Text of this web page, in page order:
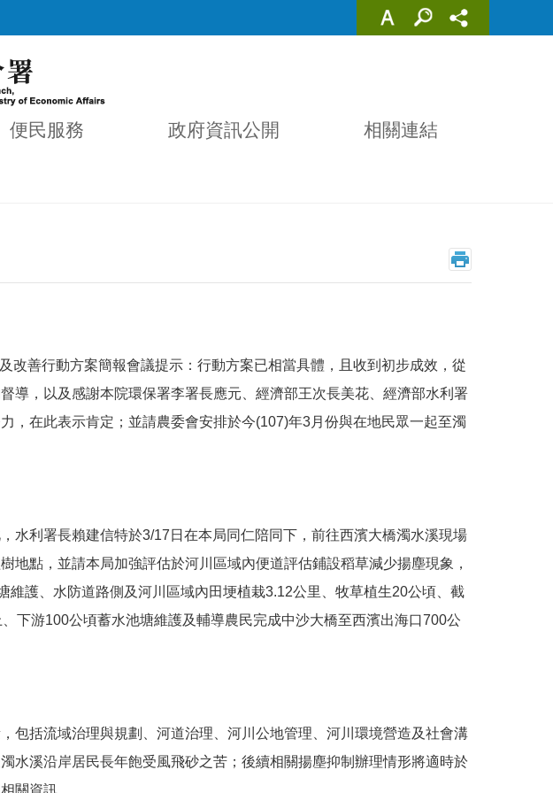
便民服務 政府資訊公開
相關連結
改善行動方案簡報會議提示：行動方案已相當具體，且收到初步成效，從
導，以及感謝本院環保署李署長應元、經濟部王次長美花、經濟部水利署
，在此表示肯定；並請農委會安排於今(107)年3月份與在地民眾一起至濁
水利署長賴建信特於3/17 日在本局同仁陪同下，前往西濱大橋濁水溪現場
地點，並請本局加強評估於河川區域內便道評估鋪設稻草減少揚塵現象，
維護、水防道路側及河川區域內田埂植栽3.12公里、牧草植生20公頃、截
下游100公頃蓄水池塘維護及輔導農民完成中沙大橋至西濱出海口700公
包括流域治理與規劃、河道治理、河川公地管理、河川環境營造及社會溝
水溪沿岸居民長年飽受風飛砂之苦；後續相關揚塵抑制辦理情形將適時於
關資訊。